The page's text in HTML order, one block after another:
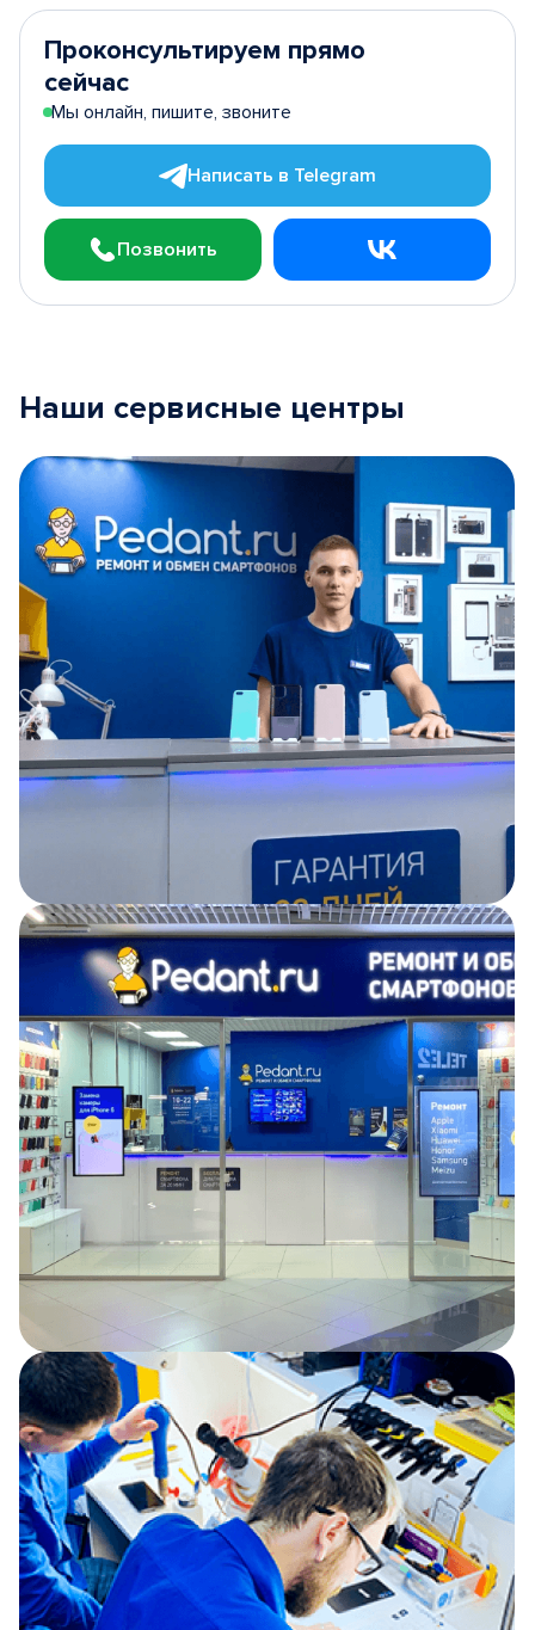
Проконсультируем прямо
сейчас
Мы онлайн, пишите, звоните
Написать в Telegram
Позвонить
Наши сервисные центры